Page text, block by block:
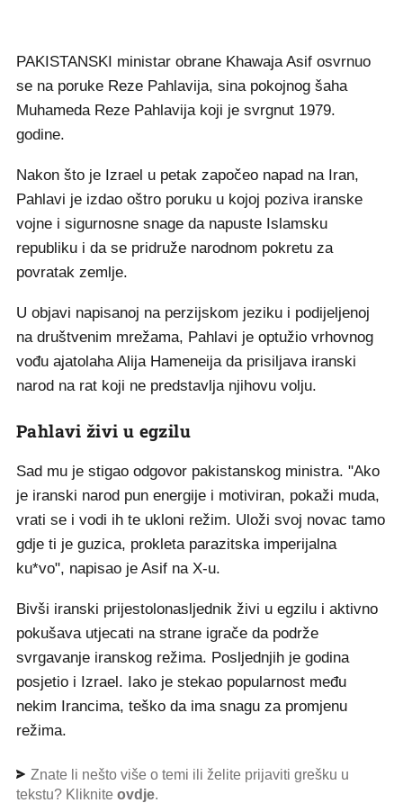
PAKISTANSKI ministar obrane Khawaja Asif osvrnuo
se na poruke Reze Pahlavija, sina pokojnog šaha
Muhameda Reze Pahlavija koji je svrgnut 1979.
godine.
Nakon što je Izrael u petak započeo napad na Iran,
Pahlavi je izdao oštro poruku u kojoj poziva iranske
vojne i sigurnosne snage da napuste Islamsku
republiku i da se pridruže narodnom pokretu za
povratak zemlje.
U objavi napisanoj na perzijskom jeziku i podijeljenoj
na društvenim mrežama, Pahlavi je optužio vrhovnog
vođu ajatolaha Alija Hameneija da prisiljava iranski
narod na rat koji ne predstavlja njihovu volju.
Pahlavi živi u egzilu
Sad mu je stigao odgovor pakistanskog ministra. "Ako
je iranski narod pun energije i motiviran, pokaži muda,
vrati se i vodi ih te ukloni režim. Uloži svoj novac tamo
gdje ti je guzica, prokleta parazitska imperijalna
ku*vo", napisao je Asif na X-u.
Bivši iranski prijestolonasljednik živi u egzilu i aktivno
pokušava utjecati na strane igrače da podrže
svrgavanje iranskog režima. Posljednjih je godina
posjetio i Izrael. Iako je stekao popularnost među
nekim Irancima, teško da ima snagu za promjenu
režima.
Znate li nešto više o temi ili želite prijaviti grešku u
tekstu? Kliknite ovdje.